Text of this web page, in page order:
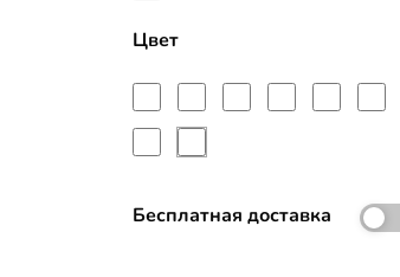
Цвет
Бесплатная доставка